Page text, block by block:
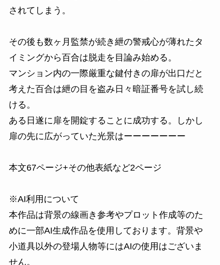
されてしまう。
その後も数ヶ月監禁が続き紲の警戒心が薄れたタ
イミングから百合は脱走を目論み始める。
マンション内の一際厳重な鍵付きの扉が出口だと
考えた百合は紲の目を盗み日々暗証番号を試し続
ける。
ある日遂に扉を開錠することに成功する。しかし
扉の先に広がっていた光景はーーーーーーー
本文67ページ+その他表紙など2ページ
※AI利用について
本作品は背景の線画き参考やプロット作成等のた
めに一部AI生成作品を使用しております。背景や
小道具以外の登場人物等にはAIの使用はございま
せん。